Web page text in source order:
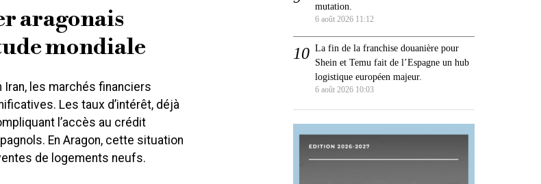
aragonais
mondiale
les marchés financiers
Les taux d’intérêt, déjà
l’accès au crédit
En Aragon, cette situation
de logements neufs.
mutation.
6 août 2026 11:12
La fin de la franchise douanière pour
Shein et Temu fait de l’Espagne un hub
logistique européen majeur.
6 août 2026 10:03